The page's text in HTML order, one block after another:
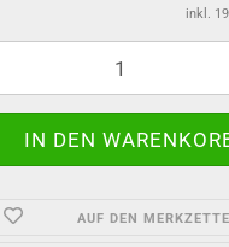
inkl.
AUF DEN